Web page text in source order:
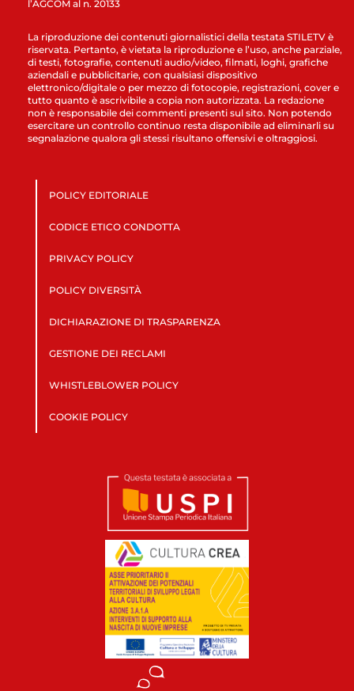
l’AGCOM al n. 20133
La riproduzione dei contenuti giornalistici della testata STILETV è
riservata. Pertanto, è vietata la riproduzione e l’uso, anche parziale,
di testi, fotografie, contenuti audio/video, filmati, loghi, grafiche
aziendali e pubblicitarie, con qualsiasi dispositivo
elettronico/digitale o per mezzo di fotocopie, registrazioni, cover e
tutto quanto è ascrivibile a copia non autorizzata. La redazione
non è responsabile dei commenti presenti sul sito. Non potendo
esercitare un controllo continuo resta disponibile ad eliminarli su
segnalazione qualora gli stessi risultano offensivi e oltraggiosi.
POLICY EDITORIALE
CODICE ETICO CONDOTTA
PRIVACY POLICY
POLICY DIVERSITÀ
DICHIARAZIONE DI TRASPARENZA
GESTIONE DEI RECLAMI
WHISTLEBLOWER POLICY
COOKIE POLICY